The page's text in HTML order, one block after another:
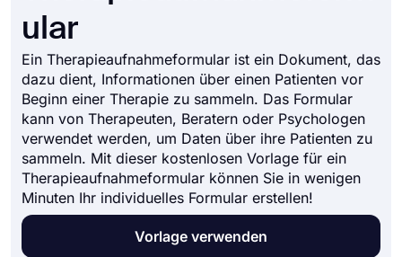
Ressourcen
ular
Ein Therapieaufnahmeformular ist ein Dokument, das
dazu dient, Informationen über einen Patienten vor
Beginn einer Therapie zu sammeln. Das Formular
kann von Therapeuten, Beratern oder Psychologen
verwendet werden, um Daten über ihre Patienten zu
sammeln. Mit dieser kostenlosen Vorlage für ein
Therapieaufnahmeformular können Sie in wenigen
Minuten Ihr individuelles Formular erstellen!
Vorlage verwenden